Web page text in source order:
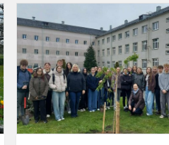
Pyragų
diena